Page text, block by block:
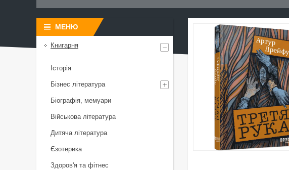
Книгарня
Історія
Бізнес література
Біографія, мемуари
Військова література
Дитяча література
Єзотерика
Здоров'я та фітнес